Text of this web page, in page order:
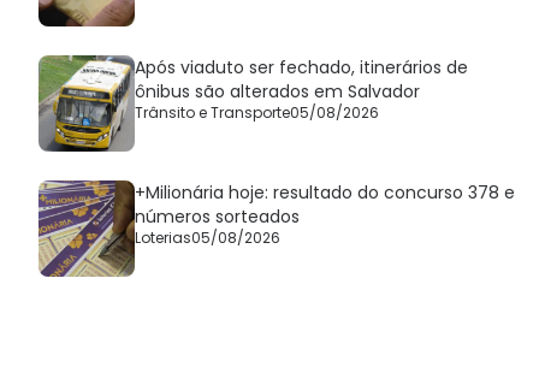
Após viaduto ser fechado, itinerários de
ônibus são alterados em Salvador
Trânsito e Transporte05/08/2026
+Milionária hoje: resultado do concurso 378 e
números sorteados
Loterias05/08/2026